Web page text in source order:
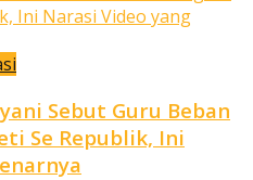
Sebut Guru Beban
Se Republik, Ini